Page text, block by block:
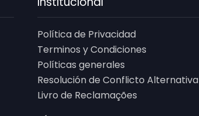
Política de Privacidad
Terminos y Condiciones
Políticas generales
Resolución de Conflicto Alternativa
Livro de Reclamações